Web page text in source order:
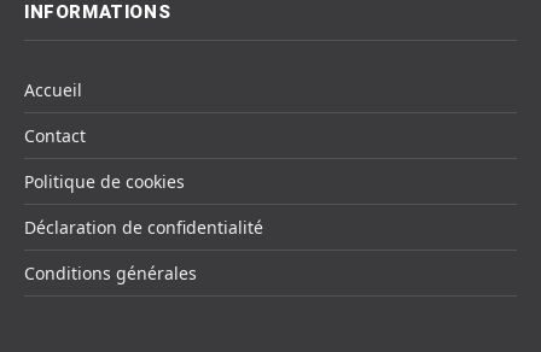
INFORMATIONS
Accueil
Contact
Politique de cookies
Déclaration de confidentialité
Conditions générales